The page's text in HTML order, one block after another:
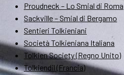
Proudneck – Lo Smial di Roma
Sackville – Smial di Bergamo
Sentieri Tolkieniani
Società Tolkieniana Italiana
Tolkien Society (Regno Unito)
Tolkiendil (Francia)